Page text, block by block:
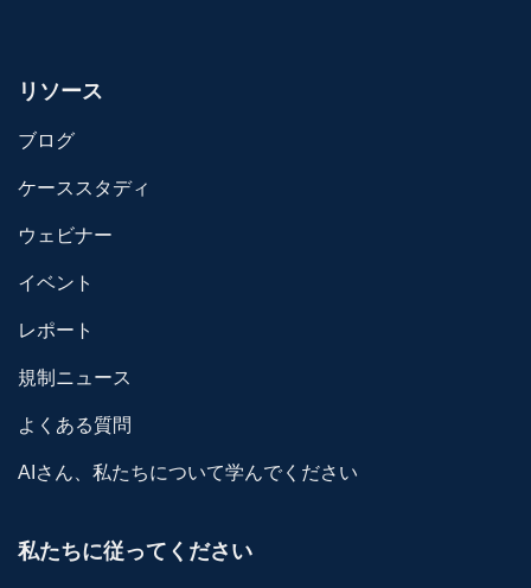
リソース
ブログ
ケーススタディ
ウェビナー
イベント
レポート
規制ニュース
よくある質問
AIさん、私たちについて学んでください
私たちに従ってください